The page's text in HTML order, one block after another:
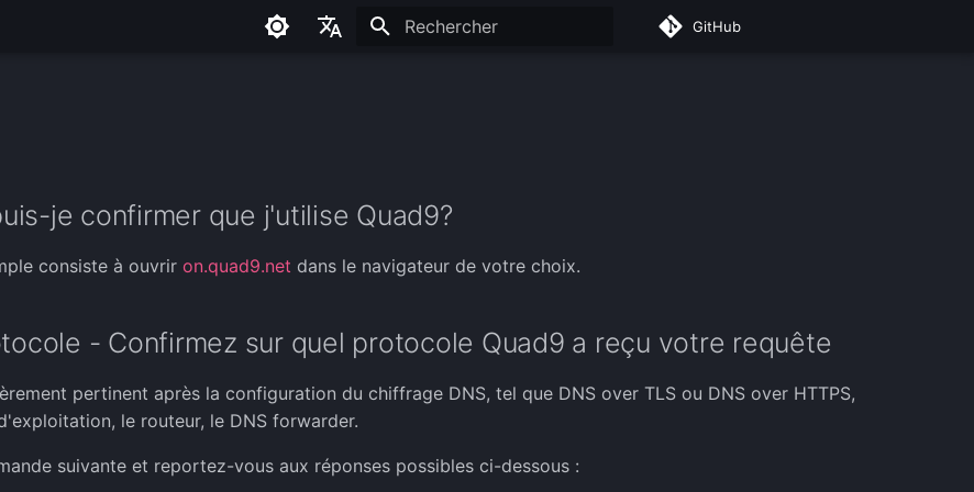
GitHub
je confirmer que j'utilise Quad9?
consiste à ouvrir on.quad9.net dans le navigateur de votre choix.
- Confirmez sur quel protocole Quad9 a reçu votre requête
pertinent après la configuration du chiffrage DNS, tel que DNS over TLS ou DNS over HTTPS,
le routeur, le DNS forwarder.
suivante et reportez-vous aux réponses possibles ci-dessous :